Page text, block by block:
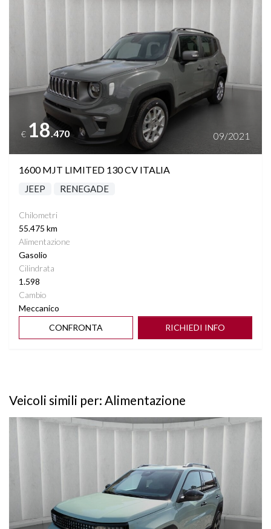
€ 18.470 09/2021
1600 MJT LIMITED 130 CV ITALIA
JEEP RENEGADE
Chilometri
55.475 km
Alimentazione
Gasolio
Cilindrata
1.598
Cambio
Meccanico
CONFRONTA
RICHIEDI INFO
Veicoli simili per: Alimentazione
Vedi dettagli